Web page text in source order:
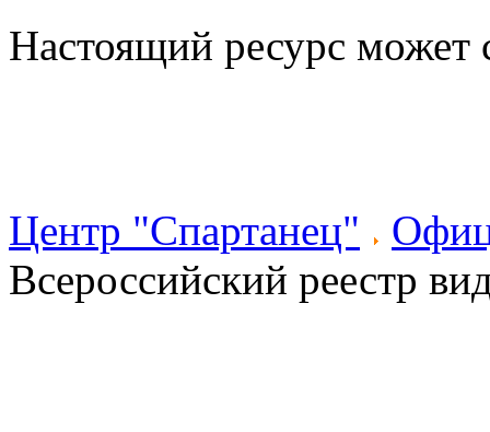
Настоящий ресурс может
Центр "Спартанец"
Всероссийский реестр